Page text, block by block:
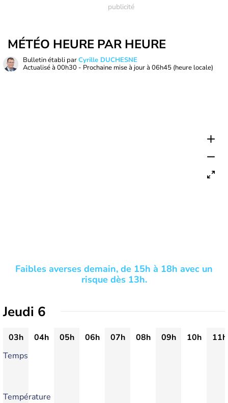
MÉTÉO HEURE PAR HEURE
Bulletin établi parCyrille DUCHESNE
Actualisé à 00h30 - Prochaine mise à jour à 06h45 (heure locale)
Faibles averses demain, de 15h à 18h avec un
risque dès 13h.
Jeudi 6
03h 04h 05h 06h 07h 08h 09h 10h
11h
Temps
Température